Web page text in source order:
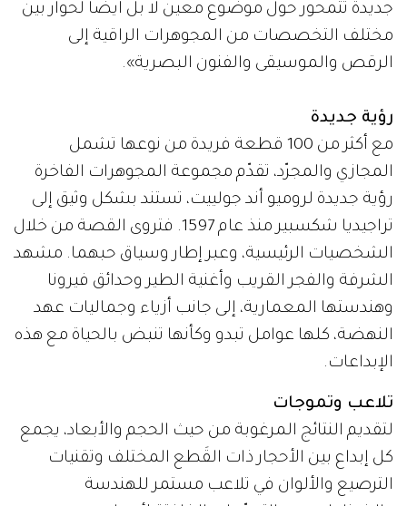
جديدة تتمحور حول موضوع معين لا بل أيضاً لحوار بين
مختلف التخصصات من المجوهرات الراقية إلى
الرقص والموسيقى والفنون البصرية».
رؤية جديدة
مع أكثر من 100 قطعة فريدة من نوعها تشمل
المجازي والمجرّد، تقدّم مجموعة المجوهرات الفاخرة
رؤية جديدة لروميو أند جولييت، تستند بشكل وثيق إلى
تراجيديا شكسبير منذ عام 1597. فتروى القصة من خلال
الشخصيات الرئيسية، وعبر إطار وسياق حبهما. مشهد
الشرفة والفجر القريب وأغنية الطير وحدائق فيرونا
وهندستها المعمارية، إلى جانب أزياء وجماليات عهد
النهضة، كلها عوامل تبدو وكأنها تنبض بالحياة مع هذه
الإبداعات.
تلاعب وتموجات
لتقديم النتائج المرغوبة من حيث الحجم والأبعاد، يجمع
كل إبداع بين الأحجار ذات القَطع المختلف وتقنيات
الترصيع والألوان في تلاعب مستمر للهندسة